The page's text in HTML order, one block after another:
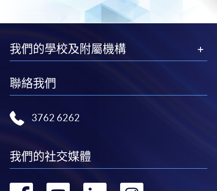
我們的學校及附屬機構
聯絡我們
3762 6262
我們的社交媒體